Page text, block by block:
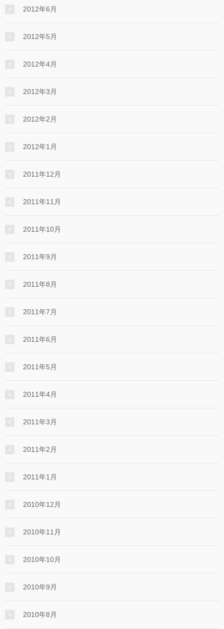
2012年6月
2012年5月
2012年4月
2012年3月
2012年2月
2012年1月
2011年12月
2011年11月
2011年10月
2011年9月
2011年8月
2011年7月
2011年6月
2011年5月
2011年4月
2011年3月
2011年2月
2011年1月
2010年12月
2010年11月
2010年10月
2010年9月
2010年8月